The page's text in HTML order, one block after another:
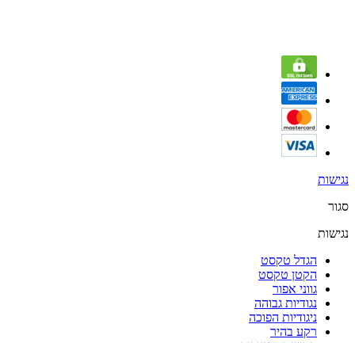
נגישות
סגור
נגישות
הגדל טקסט
הקטן טקסט
גווני אפור
נגודיות גבוהה
ניגודיות הפוכה
רקע בהיר